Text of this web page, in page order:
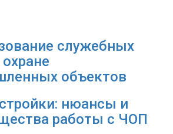
служебных
объектов
нюансы и
работы с ЧОП